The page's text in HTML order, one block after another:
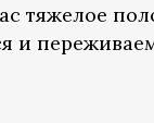
тяжелое
и